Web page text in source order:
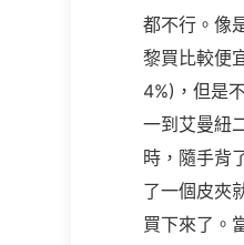
都不行。像
黎買比較便
4%)，但是
一到艾曼紐
時，隨手背
了一個皮夾
買下來了。